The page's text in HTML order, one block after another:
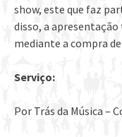
show, este que faz
disso, a
mediante a compra
Serviço:
Por Trás da Música –